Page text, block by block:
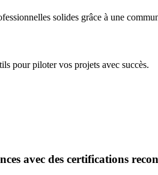
solides grâce à une
pour piloter vos projets avec succès.
avec des certifications